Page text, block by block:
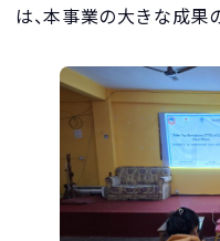
は、本事業の大きな成果